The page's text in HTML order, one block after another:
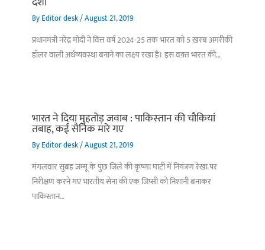
ByEditor desk/August 21, 2019
प्रधानमंत्री नरेंद्र मोदी ने वित्त वर्ष 2024-25 तक भारत को 5 ख़रब अमरीकी
डॉलर वाली अर्थव्यवस्था बनाने का लक्ष्य रखा है। इस वक़्त भारत की…
भारत ने दिया मुहतोड़ जवाब : पाकिस्‍तान की चौकियां
तबाह, कई सैनिक मारे गए
ByEditor desk/August 21, 2019
मंगलवार सुबह जम्मू के पुंछ जिले की कृष्णा घाटी में नियंत्रण रेखा पर
निरीक्षण करने गए भारतीय सेना की एक जिप्सी को निशानी बनाकर
पाकिस्तान…